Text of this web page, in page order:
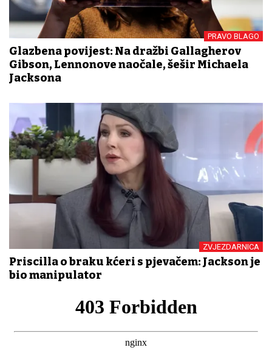
PRAVO BLAGO
Glazbena povijest: Na dražbi Gallagherov
Gibson, Lennonove naočale, šešir Michaela
Jacksona
ZVJEZDARNICA
Priscilla o braku kćeri s pjevačem: Jackson je
bio manipulator